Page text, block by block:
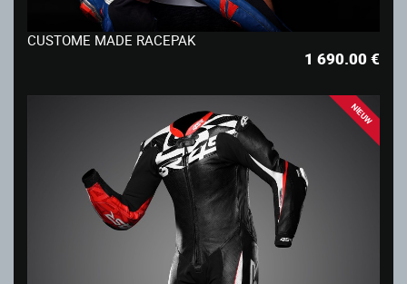
CUSTOME MADE RACEPAK
1 690.00€
NIEUW